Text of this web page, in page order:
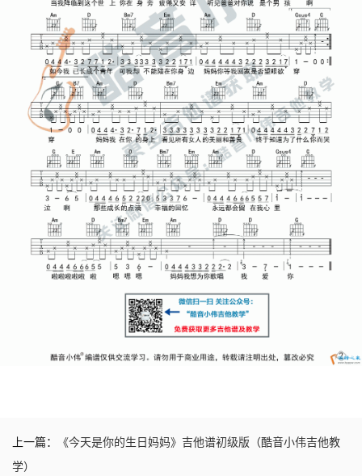
上一篇：
《今天是你的生日妈妈》吉他谱初级版（酷音小伟吉他教
学）